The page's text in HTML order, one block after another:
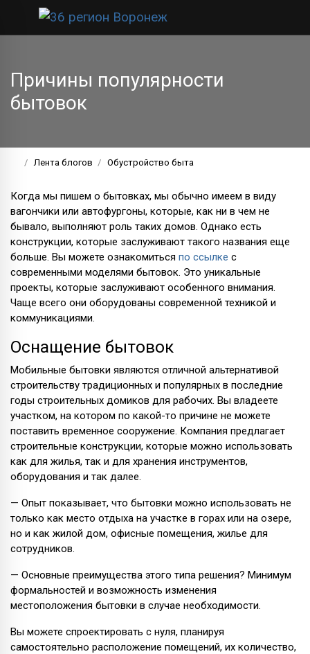
Причины популярности
бытовок
Лента блогов Обустройство быта
Когда мы пишем о бытовках, мы обычно имеем в виду
вагончики или автофургоны, которые, как ни в чем не
бывало, выполняют роль таких домов. Однако есть
конструкции, которые заслуживают такого названия еще
больше. Вы можете ознакомиться по ссылке с
современными моделями бытовок. Это уникальные
проекты, которые заслуживают особенного внимания.
Чаще всего они оборудованы современной техникой и
коммуникациями.
Оснащение бытовок
Мобильные бытовки являются отличной альтернативой
строительству традиционных и популярных в последние
годы строительных домиков для рабочих. Вы владеете
участком, на котором по какой-то причине не можете
поставить временное сооружение. Компания предлагает
строительные конструкции, которые можно использовать
как для жилья, так и для хранения инструментов,
оборудования и так далее.
— Опыт показывает, что бытовки можно использовать не
только как место отдыха на участке в горах или на озере,
но и как жилой дом, офисные помещения, жилье для
сотрудников.
— Основные преимущества этого типа решения? Минимум
формальностей и возможность изменения
местоположения бытовки в случае необходимости.
Вы можете спроектировать с нуля, планируя
самостоятельно расположение помещений, их количество,